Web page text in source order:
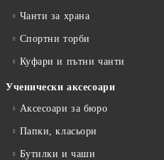
Чанти за храна
Спортни торби
Куфари и пътни чанти
Ученически аксесоари
Аксесоари за бюро
Папки, класьори
Бутилки и чаши